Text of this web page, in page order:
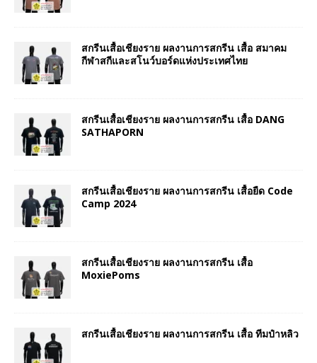
สกรีนเสื้อเชียงราย ผลงานการสกรีน เสื้อ สมาคม
กีฬาสกีและสโนว์บอร์ดแห่งประเทศไทย
สกรีนเสื้อเชียงราย ผลงานการสกรีน เสื้อ DANG
SATHAPORN
สกรีนเสื้อเชียงราย ผลงานการสกรีน เสื้อยืด Code
Camp 2024
สกรีนเสื้อเชียงราย ผลงานการสกรีน เสื้อ
MoxiePoms
สกรีนเสื้อเชียงราย ผลงานการสกรีน เสื้อ ทีมป๋าหลิว